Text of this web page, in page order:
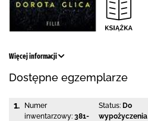
Więcej informacji
Dostępne egzemplarze
1.
Numer
inwentarzowy: 381-
Status: Do
wypożyczenia